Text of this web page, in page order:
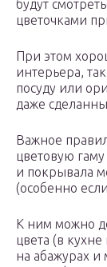
будут
цветочками
При этом
интерьера,
посуду или
даже
Важное
цветовую
и покрывала
(особенно
К ним можно
цвета (в
на абажурах и